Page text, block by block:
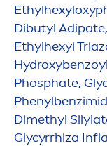
Dibutyl
Ethylhexyl
Hydro
Phosphate,
Dimethyl
Glycyrrhiza